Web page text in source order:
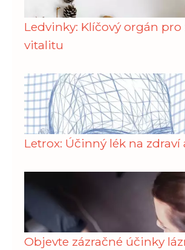
Ledvinky: Klíčový orgán pro
vitalitu
Letrox: Účinný lék na zdraví
Objevte zázračné účinky